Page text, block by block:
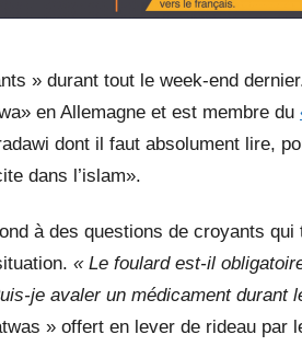
» durant tout le week-end dernier.
en Allemagne et est membre du
dont il faut absolument lire,
dans l’islam».
à des questions de croyants
« Le foulard est-il
je avaler un médicament durant
» offert en lever de rideau par